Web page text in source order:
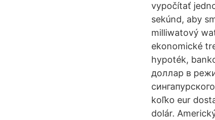
vypočítať
sekúnd, aby
milliwatový
ekonomické
hypoték,
доллар в
koľko eur
dolár.